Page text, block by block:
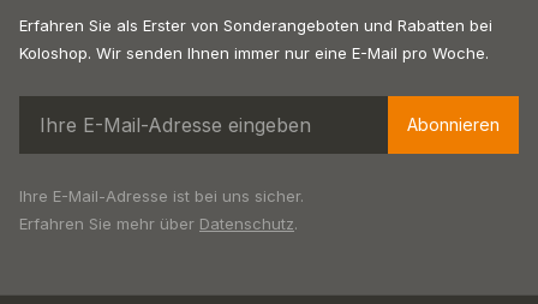
Erfahren Sie als Erster von Sonderangeboten und Rabatten bei
Koloshop. Wir senden Ihnen immer nur eine E-Mail pro Woche.
Abonnieren
Ihre E-Mail-Adresse ist bei uns sicher.
Erfahren Sie mehr über Datenschutz.